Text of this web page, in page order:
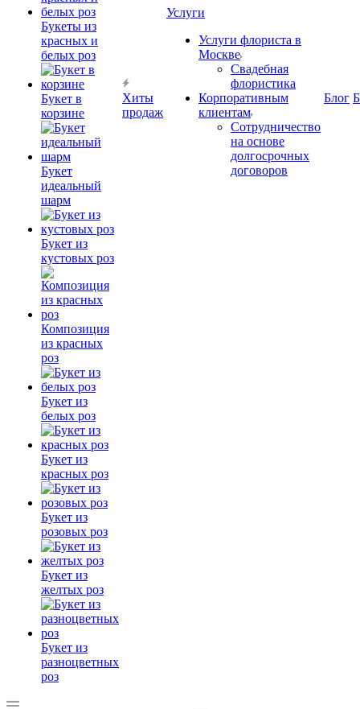
Букеты из
красных и
белых роз
Букет в
корзине
Букет
идеальный
шарм
Букет из
кустовых роз
Композиция
из красных
роз
Букет из
белых роз
Букет из
красных роз
Букет из
розовых роз
Букет из
желтых роз
Букет из
разноцветных
роз
Хиты
продаж
Услуги
Услуги флориста в
Москве
Свадебная
флористика
Корпоративным
клиентам
Сотрудничество
на основе
долгосрочных
договоров
Блог